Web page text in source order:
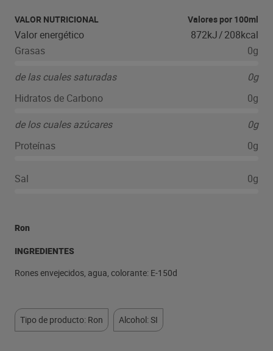
VALOR NUTRICIONAL Valores por 100ml
Valor energético 872kJ/208kcal
Grasas
0g
de las cuales saturadas
0g
Hidratos de Carbono
0g
de los cuales azúcares
0g
Proteínas
0g
Sal 0g
Ron
INGREDIENTES
Rones envejecidos, agua, colorante: E-150d
Tipo de producto: Ron Alcohol: SI